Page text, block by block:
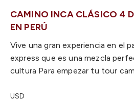
CAMINO INCA CLÁSICO 4
EN PERÚ
Vive una gran experiencia en el
express que es una mezcla
cultura Para empezar tu tour
USD